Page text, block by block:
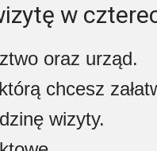
w
oraz urząd.
chcesz
wizyty.